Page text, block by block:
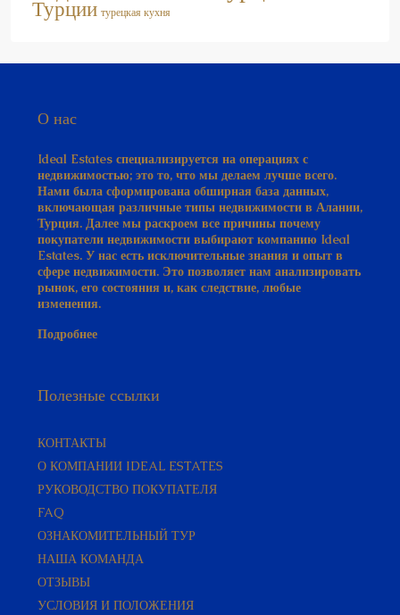
недвижимостью; это то, что мы делаем лучше всего.
Нами была сформирована обширная база данных,
включающая различные типы недвижимости в Алании,
Турция. Далее мы раскроем все причины почему
покупатели недвижимости выбирают компанию Ideal
Estates. У нас есть исключительные знания и опыт в
сфере недвижимости. Это позволяет нам анализировать
рынок, его состояния и, как следствие, любые
изменения.
Подробнее
О КОМПАНИИ IDEAL ESTATES
РУКОВОДСТВО ПОКУПАТЕЛЯ​
FAQ
ОЗНАКОМИТЕЛЬНЫЙ ТУР
НАША КОМАНДА
ОТЗЫВЫ
УСЛОВИЯ И ПОЛОЖЕНИЯ